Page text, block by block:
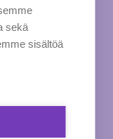
sekä
sisältöä